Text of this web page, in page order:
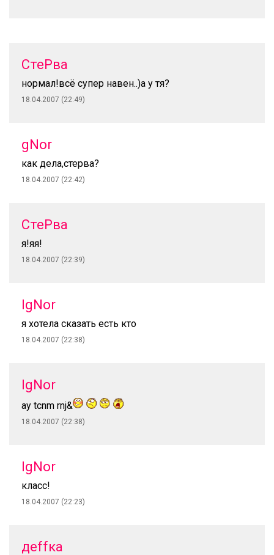
СтеРва
нормал!всё супер навен..)а у тя?
18.04.2007 (22:49)
gNor
как дела,стерва?
18.04.2007 (22:42)
СтеРва
я!яя!
18.04.2007 (22:39)
IgNor
я хотела сказать есть кто
18.04.2007 (22:38)
IgNor
ау tcnm rnj&
18.04.2007 (22:38)
IgNor
класс!
18.04.2007 (22:23)
деffка